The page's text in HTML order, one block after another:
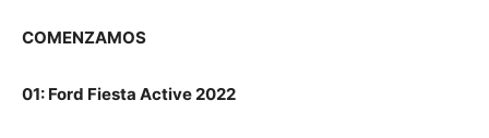
COMENZAMOS
01: Ford Fiesta Active 2022